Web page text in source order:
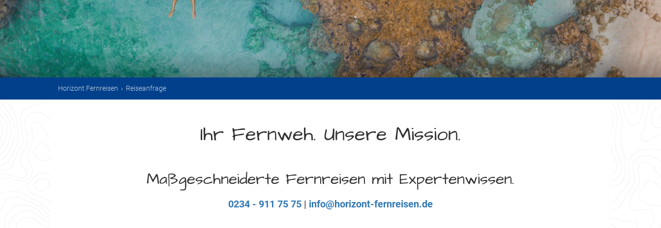
Horizont Fernreisen › Reiseanfrage
Ihr Fernweh. Unsere Mission.
Maßgeschneiderte Fernreisen mit Expertenwissen.
0234 - 911 75 75 | info@horizont-fernreisen.de